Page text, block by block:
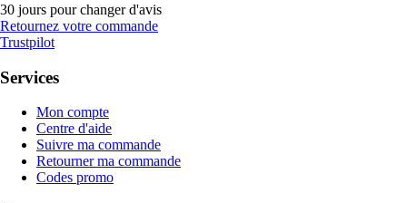
30 jours pour changer d'avis
Retournez votre commande
Trustpilot
Services
Mon compte
Centre d'aide
Suivre ma commande
Retourner ma commande
Codes promo